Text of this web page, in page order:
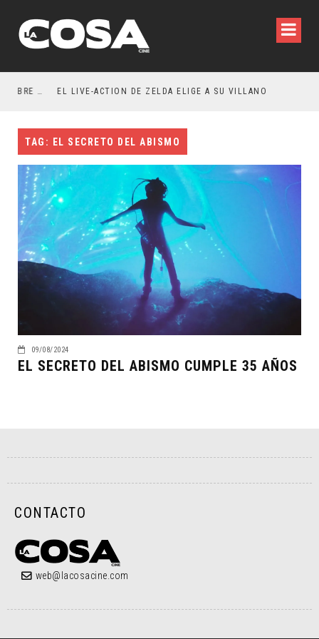
RESEÑA LA INVITACIÓN: OLIVIA WILDE REFLEXIONA SOBRE LA VIDA CONYUGAL EL LIVE-ACTION DE ZELDA ELIGE A SU VILLANO
TAG: EL SECRETO DEL ABISMO
09/08/2024
EL SECRETO DEL ABISMO CUMPLE 35 AÑOS
CONTACTO
web@lacosacine.com